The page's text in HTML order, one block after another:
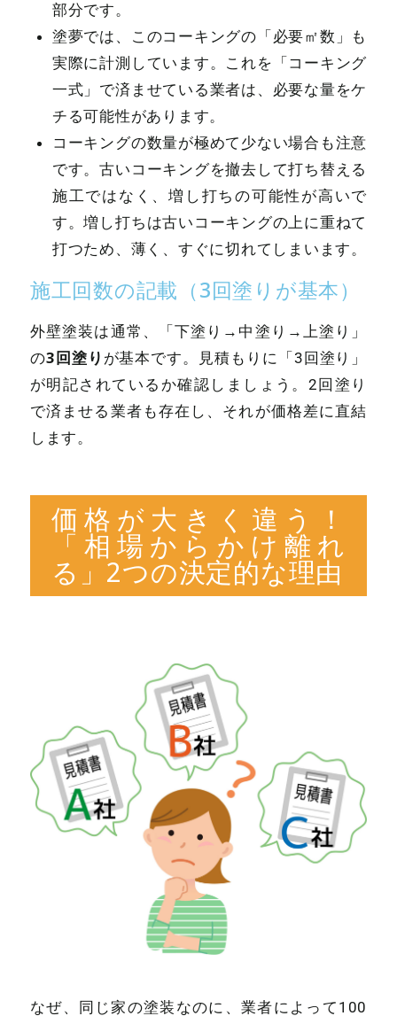
部分です。
塗夢では、このコーキングの「必要㎡数」も
実際に計測しています。これを「コーキング
一式」で済ませている業者は、必要な量をケ
チる可能性があります。
コーキングの数量が極めて少ない場合も注意
です。古いコーキングを撤去して打ち替える
施工ではなく、増し打ちの可能性が高いで
す。増し打ちは古いコーキングの上に重ねて
打つため、薄く、すぐに切れてしまいます。
施工回数の記載（3回塗りが基本）
外壁塗装は通常、「下塗り→中塗り→上塗り」
の3回塗り が基本です。見積もりに「3回塗り」
が明記されているか確認しましょう。2回塗り
で済ませる業者も存在し、それが価格差に直結
します。
価格が大きく違う！
「相場からかけ離れ
る」2つの決定的な理由
なぜ、同じ家の塗装なのに、業者によって100